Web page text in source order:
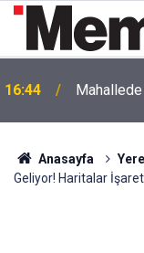
16:44
Anasayfa Yerel
Geliyor! Haritalar